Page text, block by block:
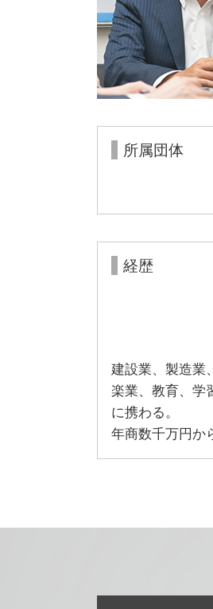
所属団体
経歴
建設業、製造業
楽業、教育、学
に携わる。
年商数千万円か